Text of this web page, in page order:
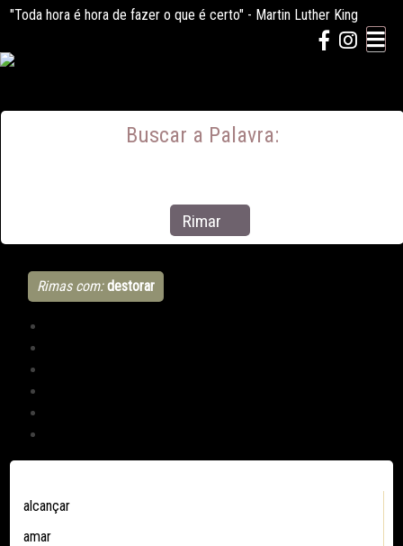
Skip
content
"Toda hora é hora de fazer o que é certo" - Martin Luther King
Buscar a Palavra:
Rimar
Rimas com: destorar
alcançar
amar